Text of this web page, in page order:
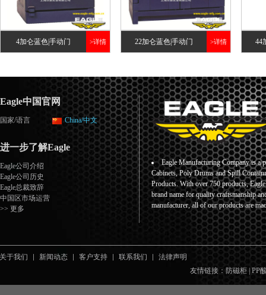
4加仑蓝色|手动门 >详情 22加仑蓝色|手动门 >详情 44
Eagle中国官网
国家/语言 China/中文
进一步了解Eagle
Eagle公司介绍
Eagle公司历史
Eagle总裁致辞
中国区市场运营
>> 更多
Eagle Manufacturing Company is a
Cabinets, Poly Drums and Spill
Products. With over 750 products,
brand name for quality craftsmanship
manufacturer, all of our products are
关于我们 新闻动态 客户支持 联系我们
法律声明
友情链接： 防磁柜 PP